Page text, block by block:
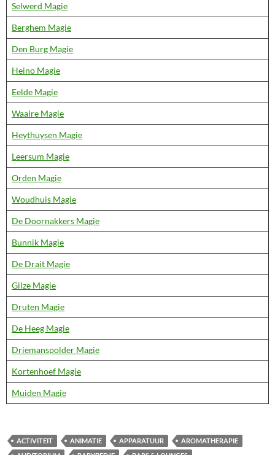
Selwerd Magie
Berghem Magie
Den Burg Magie
Heino Magie
Eelde Magie
Waalre Magie
Heythuysen Magie
Leersum Magie
Orden Magie
Woudhuis Magie
De Doornakkers Magie
Bunnik Magie
De Drait Magie
Gilze Magie
Druten Magie
De Heeg Magie
Driemanspolder Magie
Kortenhoef Magie
Muiden Magie
ACTIVITEIT ANIMATIE APPARATUUR
AROMATHERAPIE